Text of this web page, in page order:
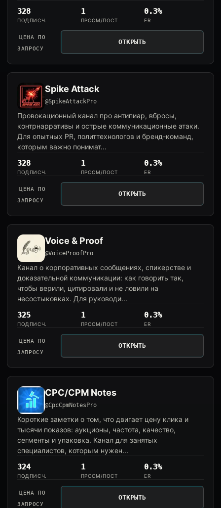
328
ПОДПИСЧ.
1
ПРОСМ/ПОСТ
0.3%
ER
ЦЕНА ПО
ЗАПРОСУ
ОТКРЫТЬ
Spike Attack
@SpikeAttackPro
Провокационный канал про антипиар, вбросы,
контрнарративы и острые коммуникационные атаки.
Для опытных PR, политтехнологов и бренд-команд,
которым важно понимат...
328
ПОДПИСЧ.
1
ПРОСМ/ПОСТ
0.3%
ER
ЦЕНА ПО
ЗАПРОСУ
ОТКРЫТЬ
Voice & Proof
@VoiceProofPro
Канал о корпоративных сообщениях, спикерстве и
доказательной коммуникации: как говорить так,
чтобы верили, цитировали и не ловили на
несостыковках. Для руководи...
325
ПОДПИСЧ.
1
ПРОСМ/ПОСТ
0.3%
ER
ЦЕНА ПО
ЗАПРОСУ
ОТКРЫТЬ
CPC/CPM Notes
@CpcCpmNotesPro
Короткие заметки о том, что двигает цену клика и
тысячи показов: аукционы, частота, качество,
сегменты и упаковка. Канал для занятых
специалистов, которым нужен...
324
ПОДПИСЧ.
1
ПРОСМ/ПОСТ
0.3%
ER
ЦЕНА ПО
ЗАПРОСУ
ОТКРЫТЬ